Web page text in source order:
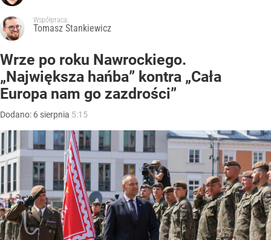
Współpraca:
Tomasz Stankiewicz
Wrze po roku Nawrockiego.
„Największa hańba” kontra „Cała
Europa nam go zazdrości”
Dodano: 6 sierpnia 5:15